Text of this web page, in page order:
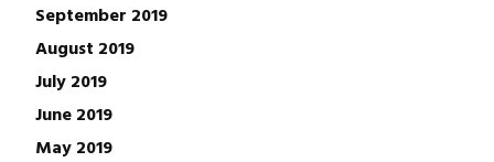
September 2019
August 2019
July 2019
June 2019
May 2019